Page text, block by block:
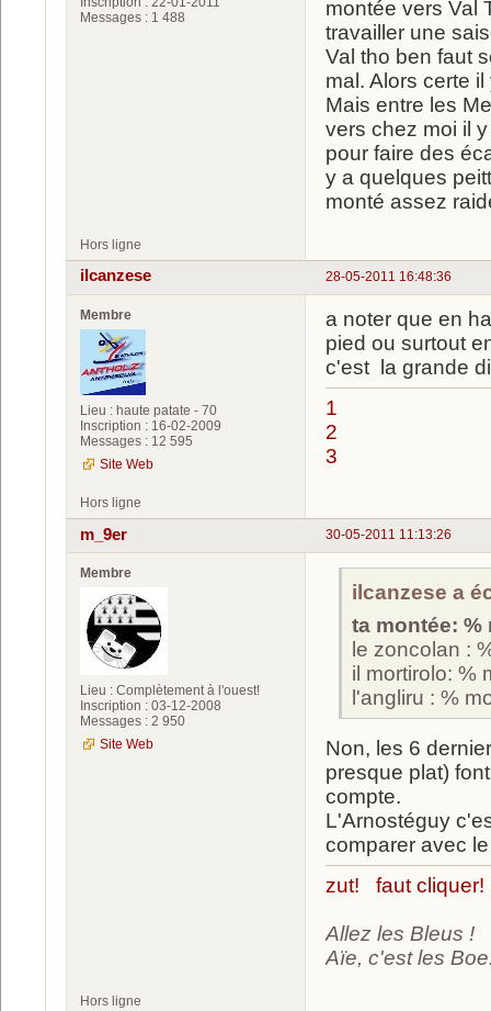
Messages : 1 488
montée vers Val
travailler une
Val tho ben faut
mal. Alors certe
Mais entre les
vers chez moi il
pour faire des
y a quelques
monté assez
Hors ligne
28-05-2011 16:48:36
ilcanzese
Membre
Lieu : haute patate - 70
Inscription : 16-02-2009
Messages : 12 595
Site Web
a noter que en
pied ou surtout
c'est la grande
1
2
3
Hors ligne
30-05-2011 11:13:26
m_9er
Membre
Lieu : Complètement à l'ouest!
Inscription : 03-12-2008
Messages : 2 950
Site Web
ilcanzese a
ta montée: %
le zoncolan :
il mortirolo: %
l'angliru : %
Non, les 6
presque plat)
compte.
L'Arnostéguy
comparer avec
zut! faut cliquer!
Allez les Bleus !
Aïe, c'est les
Hors ligne